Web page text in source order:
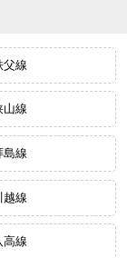
父線
山線
島線
越線
高線